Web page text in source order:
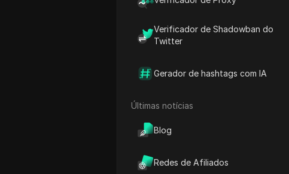
Verificador de Shadowban do
Twitter
Gerador de hashtags com IA
Últimas notícias
Blog
Redes de Afiliados
do "Store Builder", e a sua
inacabada para os
quando se vê concorrentes
de pesquisa e a exibir
como ligar os ASINs corretos,
vendedores também receiam